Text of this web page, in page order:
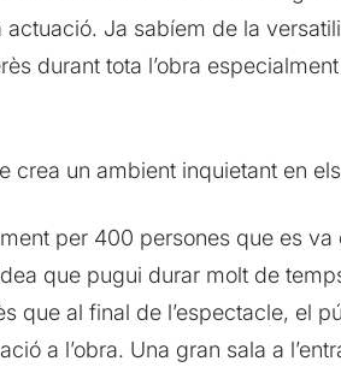
actuació. Ja sabíem de la
durant tota l’obra
crea un ambient inquietant en
per 400 persones que es
que pugui durar molt de
que al final de l’espectacle, el
a l’obra. Una gran sala a